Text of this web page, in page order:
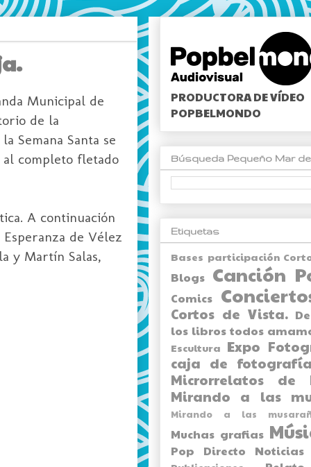
Municipal de
de la
Semana Santa se
al completo fletado
A continuación
de Vélez
y Martín Salas,
PRODUCTORA DE VÍDEO
POPBELMONDO
Búsqueda Pequeño Mar
Etiquetas
Bases participación
Blogs Canción
Comics
Cortos de Vista.
los libros todos
Escultura Expo
caja de
Microrrelatos de
Mirando a las
Mirando a las
Muchas grafias
Pop Directo Noticias